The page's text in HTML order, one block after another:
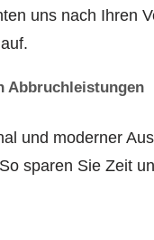
uns nach Ihren
Abbruchleistungen
und moderner
sparen Sie Zeit